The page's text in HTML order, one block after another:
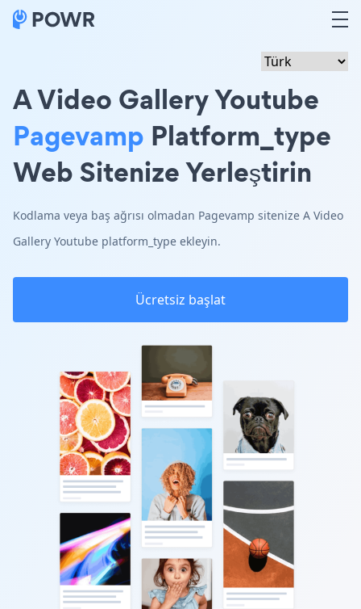
A Video Gallery Youtube
Pagevamp Platform_type
Web Sitenize Yerleştirin
Kodlama veya baş ağrısı olmadan Pagevamp sitenize A Video
Gallery Youtube platform_type ekleyin.
Ücretsiz başlat